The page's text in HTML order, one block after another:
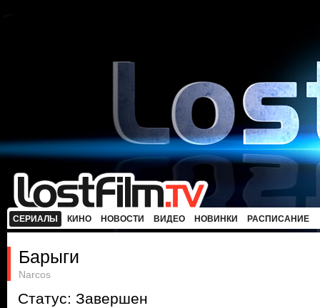
СЕРИАЛЫ КИНО НОВОСТИ ВИДЕО НОВИНКИ РАСПИСАНИЕ
Барыги
Narcos
Статус: Завершен